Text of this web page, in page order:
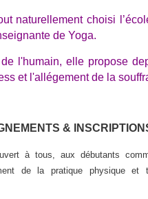
naturellement choisi
de Yoga.
l'humain, elle propose
et l'allégement de la
&
à tous, aux débutants
de la pratique physique